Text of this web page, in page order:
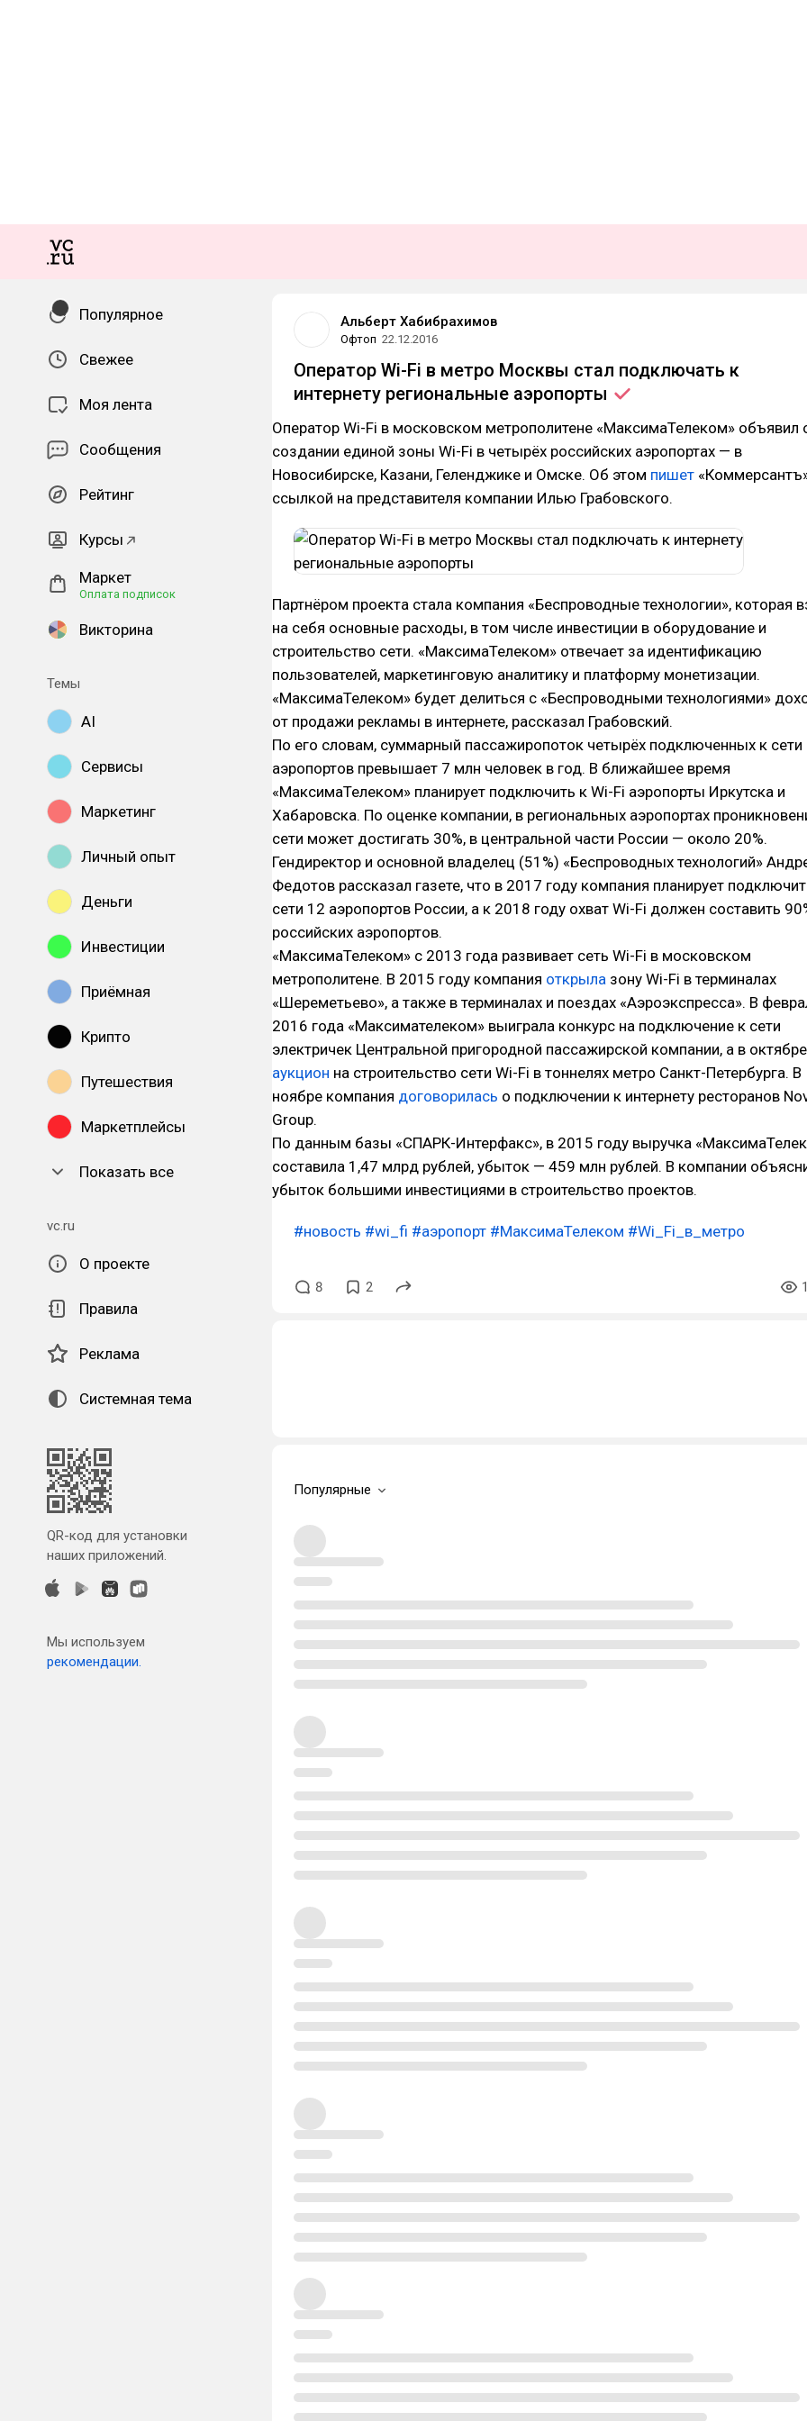
Популярное
Свежее
Моя лента
Сообщения
Рейтинг
Курсы
Маркет
Оплата подписок
Викторина
Темы
AI
Сервисы
Маркетинг
Личный опыт
Деньги
Инвестиции
Приёмная
Крипто
Путешествия
Маркетплейсы
Показать все
vc.ru
О проекте
Правила
Реклама
Системная тема
QR-код для установки
наших приложений.
Мы используем
рекомендации.
Альберт Хабибрахимов
Офтоп 22.12.2016
Оператор Wi-Fi в метро Москвы стал подключать к
интернету региональные аэропорты
Оператор Wi-Fi в московском метрополитене «МаксимаТелеком» объявил
создании единой зоны Wi-Fi в четырёх российских аэропортах — в
Новосибирске, Казани, Геленджике и Омске. Об этом пишет
ссылкой на представителя компании Илью Грабовского.
Партнёром проекта стала компания «Беспроводные технологии», которая
на себя основные расходы, в том числе инвестиции в оборудование и
строительство сети. «МаксимаТелеком» отвечает за идентификацию
пользователей, маркетинговую аналитику и платформу монетизации.
«МаксимаТелеком» будет делиться с «Беспроводными технологиями»
от продажи рекламы в интернете, рассказал Грабовский.
По его словам, суммарный пассажиропоток четырёх подключенных к сети
аэропортов превышает 7 млн человек в год. В ближайшее время
«МаксимаТелеком» планирует подключить к Wi-Fi аэропорты Иркутска и
Хабаровска. По оценке компании, в региональных аэропортах
сети может достигать 30%, в центральной части России — около 20%.
Гендиректор и основной владелец (51%) «Беспроводных технологий»
Федотов рассказал газете, что в 2017 году компания планирует
сети 12 аэропортов России, а к 2018 году охват Wi-Fi должен составить
российских аэропортов.
«МаксимаТелеком» с 2013 года развивает сеть Wi-Fi в московском
метрополитене. В 2015 году компания открыла зону Wi-Fi в терминалах
«Шереметьево», а также в терминалах и поездах «Аэроэкспресса». В
2016 года «Максимателеком» выиграла конкурс на подключение к сети
электричек Центральной пригородной пассажирской компании, а в
аукцион на строительство сети Wi-Fi в тоннелях метро Санкт-Петербурга. В
ноябре компания договорилась о подключении к интернету ресторанов
Group.
По данным базы «СПАРК-Интерфакс», в 2015 году выручка
составила 1,47 млрд рублей, убыток — 459 млн рублей. В компании
убыток большими инвестициями в строительство проектов.
#новость #wi_fi #аэропорт #МаксимаТелеком #Wi_Fi_в_метро
8 2
Популярные